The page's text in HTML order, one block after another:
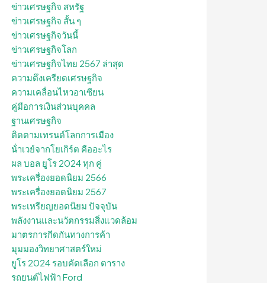
ข่าวเศรษฐกิจ สหรัฐ
ข่าวเศรษฐกิจ สั้น ๆ
ข่าวเศรษฐกิจวันนี้
ข่าวเศรษฐกิจโลก
ข่าวเศรษฐกิจไทย 2567 ล่าสุด
ความตึงเครียดเศรษฐกิจ
ความเคลื่อนไหวอาเซียน
คู่มือการเงินส่วนบุคคล
ฐานเศรษฐกิจ
ติดตามเทรนด์โลกการเมือง
น้ําเวย์จากโยเกิร์ต คืออะไร
ผล บอล ยูโร 2024 ทุก คู่
พระเครื่องยอดนิยม 2566
พระเครื่องยอดนิยม 2567
พระเหรียญยอดนิยม ปัจจุบัน
พลังงานและนวัตกรรมสิ่งแวดล้อม
มาตรการกีดกันทางการค้า
มุมมองวิทยาศาสตร์ใหม่
ยูโร 2024 รอบคัดเลือก ตาราง
รถยนต์ไฟฟ้า Ford